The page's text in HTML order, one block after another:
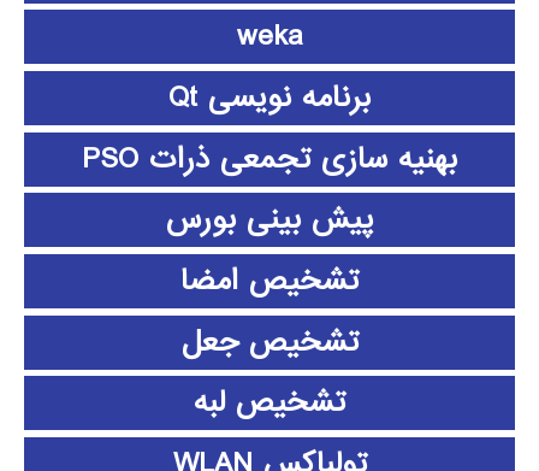
weka
برنامه نویسی Qt
بهنیه سازی تجمعی ذرات PSO
پیش بینی بورس
تشخیص امضا
تشخیص جعل
تشخیص لبه